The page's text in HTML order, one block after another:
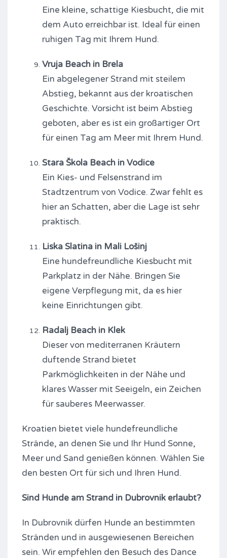
Eine kleine, schattige Kiesbucht, die mit
dem Auto erreichbar ist. Ideal für einen
ruhigen Tag mit Ihrem Hund.
Vruja Beach in Brela
Ein abgelegener Strand mit steilem
Abstieg, bekannt aus der kroatischen
Geschichte. Vorsicht ist beim Abstieg
geboten, aber es ist ein großartiger Ort
für einen Tag am Meer mit Ihrem Hund.
Stara Škola Beach in Vodice
Ein Kies- und Felsenstrand im
Stadtzentrum von Vodice. Zwar fehlt es
hier an Schatten, aber die Lage ist sehr
praktisch.
Liska Slatina in Mali Lošinj
Eine hundefreundliche Kiesbucht mit
Parkplatz in der Nähe. Bringen Sie
eigene Verpflegung mit, da es hier
keine Einrichtungen gibt.
Radalj Beach in Klek
Dieser von mediterranen Kräutern
duftende Strand bietet
Parkmöglichkeiten in der Nähe und
klares Wasser mit Seeigeln, ein Zeichen
für sauberes Meerwasser.
Kroatien bietet viele hundefreundliche
Strände, an denen Sie und Ihr Hund Sonne,
Meer und Sand genießen können. Wählen Sie
den besten Ort für sich und Ihren Hund.
Sind Hunde am Strand in Dubrovnik erlaubt?
In Dubrovnik dürfen Hunde an bestimmten
Stränden und in ausgewiesenen Bereichen
sein. Wir empfehlen den Besuch des Dance